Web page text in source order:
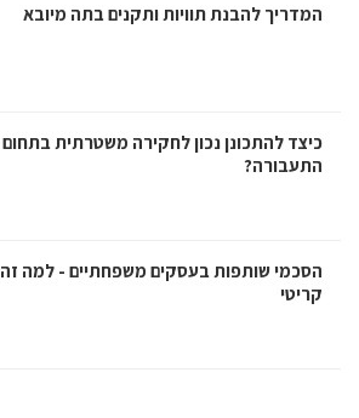
המדריך להבנת תוויות ותקנים בתה מיובא
כיצד להתכונן נכון לחקירה משטרתית בתחום
התעבורה?
הסכמי שותפות בעסקים משפחתיים - למה זה
קריטי